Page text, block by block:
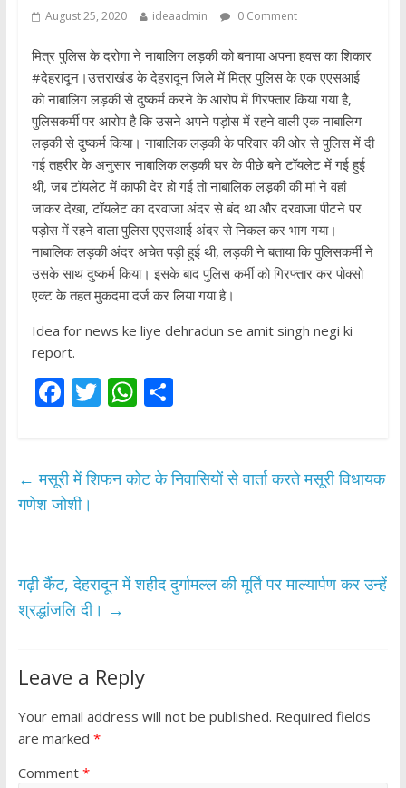
August 25, 2020 ideaadmin 0 Comment
मित्र पुलिस के दरोगा ने नाबालिग लड़की को बनाया अपना हवस का शिकार
#देहरादून।उत्तराखंड के देहरादून जिले में मित्र पुलिस के एक एएसआई
को नाबालिग लड़की से दुष्कर्म करने के आरोप में गिरफ्तार किया गया है,
पुलिसकर्मी पर आरोप है कि उसने अपने पड़ोस में रहने वाली एक नाबालिग
लड़की से दुष्कर्म किया। नाबालिक लड़की के परिवार की ओर से पुलिस में दी
गई तहरीर के अनुसार नाबालिक लड़की घर के पीछे बने टॉयलेट में गई हुई
थी, जब टॉयलेट में काफी देर हो गई तो नाबालिक लड़की की मां ने वहां
जाकर देखा, टॉयलेट का दरवाजा अंदर से बंद था और दरवाजा पीटने पर
पड़ोस में रहने वाला पुलिस एएसआई अंदर से निकल कर भाग गया।
नाबालिक लड़की अंदर अचेत पड़ी हुई थी, लड़की ने बताया कि पुलिसकर्मी ने
उसके साथ दुष्कर्म किया। इसके बाद पुलिस कर्मी को गिरफ्तार कर पोक्सो
एक्ट के तहत मुकदमा दर्ज कर लिया गया है।
Idea for news ke liye dehradun se amit singh negi ki
report.
F
b
o
k
T
er
W
s
p
S
e
← मसूरी में शिफन कोट के निवासियों से वार्ता करते मसूरी विधायक
गणेश जोशी।
गढ़ी कैंट, देहरादून में शहीद दुर्गामल्ल की मूर्ति पर माल्यार्पण कर उन्हें
श्रद्धांजलि दी। →
Leave a Reply
Your email address will not be published. Required fields
are marked *
Comment *